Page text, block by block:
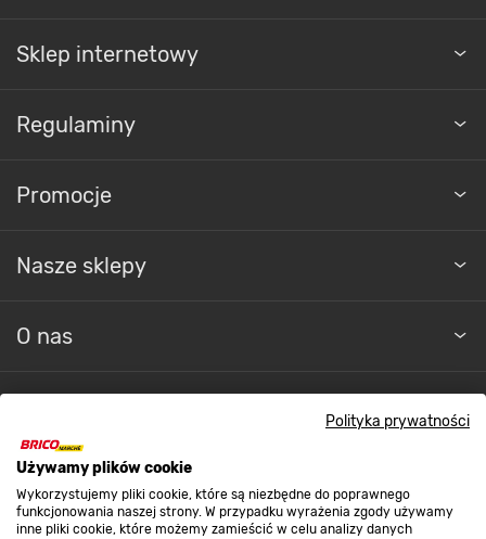
Polityka prywatności
Używamy plików cookie
Wykorzystujemy pliki cookie, które są niezbędne do poprawnego
funkcjonowania naszej strony. W przypadku wyrażenia zgody używamy
inne pliki cookie, które możemy zamieścić w celu analizy danych
Sklep internetowy
Regulaminy
Promocje
Nasze sklepy
O nas
Strefa biznesu